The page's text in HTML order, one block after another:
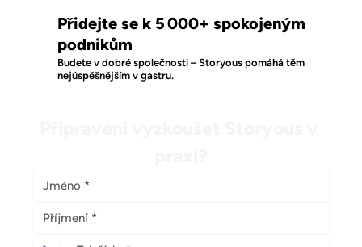
Přidejte se k 5 000+ spokojeným
podnikům
Budete v dobré společnosti – Storyous pomáhá těm
nejúspěšnějším v gastru.